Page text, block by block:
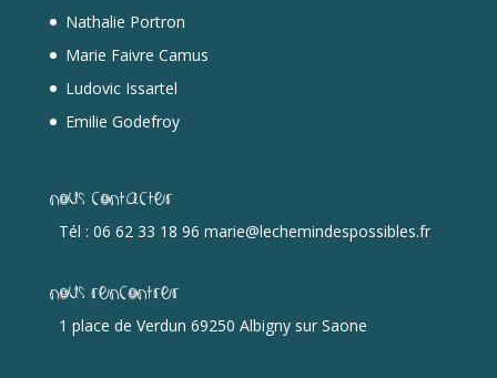
Nathalie Portron
Marie Faivre Camus
Ludovic Issartel
Emilie Godefroy
Nous contacter
Tél : 06 62 33 18 96 marie@lechemindespossibles.fr
Nous rencontrer
1 place de Verdun 69250 Albigny sur Saone